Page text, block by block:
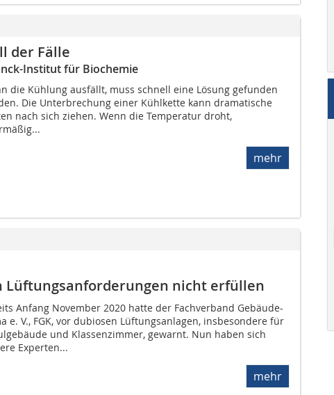
der Fälle
Institut für Biochemie
die Kühlung ausfällt, muss schnell eine Lösung gefunden
Die Unterbrechung einer Kühlkette kann dramatische
nach sich ziehen. Wenn die Temperatur droht,
mehr
Lüftungsanforderungen nicht erfüllen
Anfang November 2020 hatte der Fachverband Gebäude-
e. V., FGK, vor dubiosen Lüftungsanlagen, insbesondere für
und Klassenzimmer, gewarnt. Nun haben sich
Experten...
mehr